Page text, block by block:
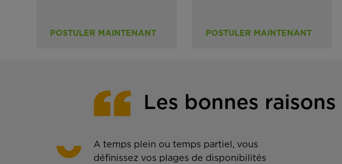
POSTULER MAINTENANT POSTULER MAINTENANT
Les bonnes raisons
A temps plein ou temps partiel, vous
définissez vos plages de disponibilités